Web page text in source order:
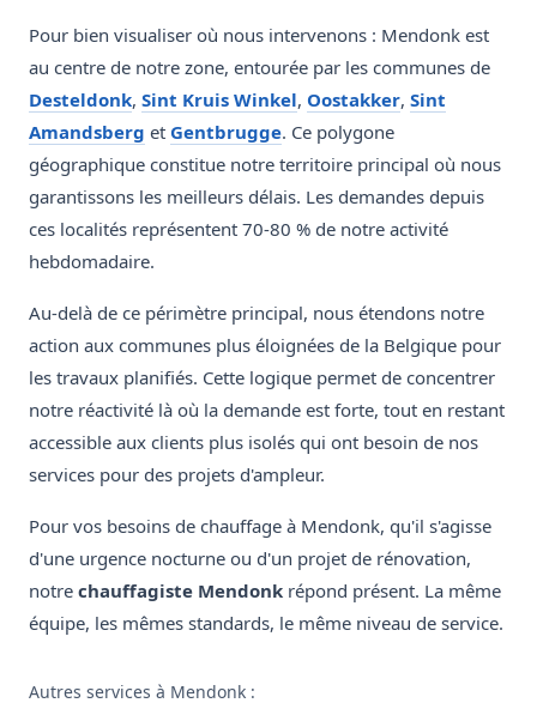
Pour bien visualiser où nous intervenons : Mendonk est
au centre de notre zone, entourée par les communes de
Desteldonk, Sint Kruis Winkel, Oostakker, Sint
Amandsberg et Gentbrugge. Ce polygone
géographique constitue notre territoire principal où nous
garantissons les meilleurs délais. Les demandes depuis
ces localités représentent 70-80 % de notre activité
hebdomadaire.
Au-delà de ce périmètre principal, nous étendons notre
action aux communes plus éloignées de la Belgique pour
les travaux planifiés. Cette logique permet de concentrer
notre réactivité là où la demande est forte, tout en restant
accessible aux clients plus isolés qui ont besoin de nos
services pour des projets d'ampleur.
Pour vos besoins de chauffage à Mendonk, qu'il s'agisse
d'une urgence nocturne ou d'un projet de rénovation,
notre chauffagiste Mendonk répond présent. La même
équipe, les mêmes standards, le même niveau de service.
Autres services à Mendonk :